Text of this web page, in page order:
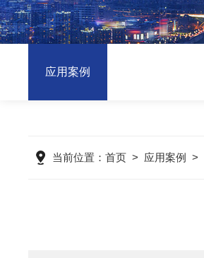
应用案例
当前位置：首页 > 应用案例 >